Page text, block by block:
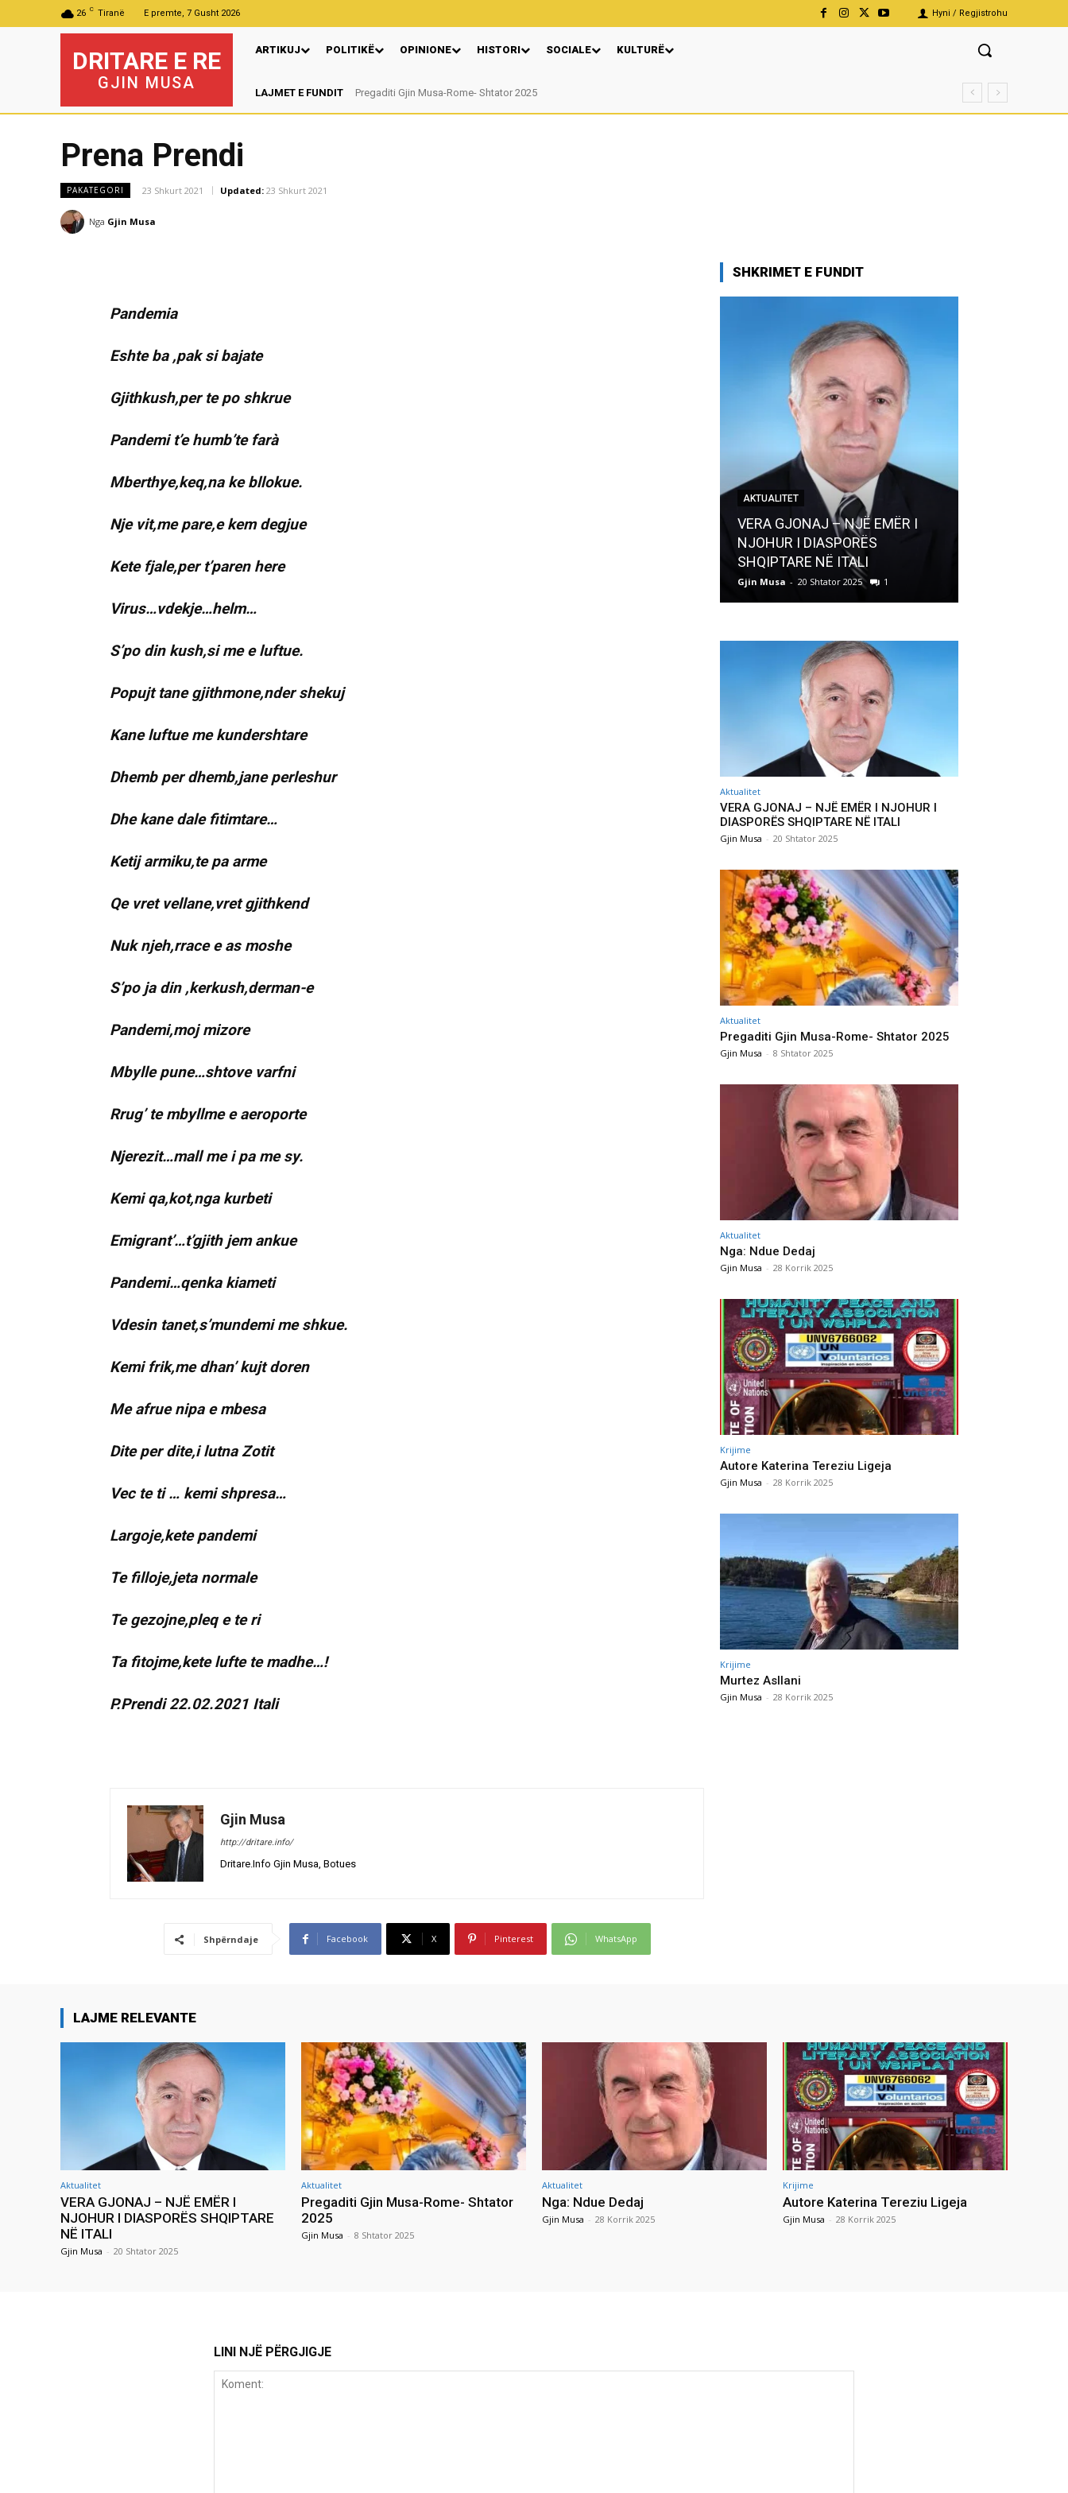
26 C Tiranë E premte, 7 Gusht 2026 Hyni / Regjistrohu
DRITARE E RE
GJIN MUSA
ARTIKUJ POLITIKË OPINIONE HISTORI SOCIALE KULTURË
LAJMET E FUNDIT Pregaditi Gjin Musa-Rome- Shtator 2025
Nga: Ndue Dedaj
Prena Prendi
PAKATEGORI 23 Shkurt 2021 Updated: 23 Shkurt 2021
Nga Gjin Musa
Pandemia
Eshte ba ,pak si bajate
Gjithkush,per te po shkrue
Pandemi t’e humb’te farà
Mberthye,keq,na ke bllokue.
Nje vit,me pare,e kem degjue
Kete fjale,per t’paren here
Virus…vdekje…helm…
S’po din kush,si me e luftue.
Popujt tane gjithmone,nder shekuj
Kane luftue me kundershtare
Dhemb per dhemb,jane perleshur
Dhe kane dale fitimtare…
Ketij armiku,te pa arme
Qe vret vellane,vret gjithkend
Nuk njeh,rrace e as moshe
S’po ja din ,kerkush,derman-e
Pandemi,moj mizore
Mbylle pune…shtove varfni
Rrug’ te mbyllme e aeroporte
Njerezit…mall me i pa me sy.
Kemi qa,kot,nga kurbeti
Emigrant’…t’gjith jem ankue
Pandemi…qenka kiameti
Vdesin tanet,s’mundemi me shkue.
Kemi frik,me dhan’ kujt doren
Me afrue nipa e mbesa
Dite per dite,i lutna Zotit
Vec te ti … kemi shpresa…
Largoje,kete pandemi
Te filloje,jeta normale
Te gezojne,pleq e te ri
Ta fitojme,kete lufte te madhe…!
P.Prendi 22.02.2021 Itali
Gjin Musa
http://dritare.info/
Dritare.Info Gjin Musa, Botues
Shpërndaje Facebook X Pinterest WhatsApp
SHKRIMET E FUNDIT
AKTUALITET
VERA GJONAJ – NJË EMËR I
NJOHUR I DIASPORËS
SHQIPTARE NË ITALI
Gjin Musa - 20 Shtator 2025 1
Aktualitet
VERA GJONAJ – NJË EMËR I NJOHUR I
DIASPORËS SHQIPTARE NË ITALI
Gjin Musa - 20 Shtator 2025
Aktualitet
Pregaditi Gjin Musa-Rome- Shtator 2025
Gjin Musa - 8 Shtator 2025
Aktualitet
Nga: Ndue Dedaj
Gjin Musa - 28 Korrik 2025
Krijime
Autore Katerina Tereziu Ligeja
Gjin Musa - 28 Korrik 2025
Krijime
Murtez Asllani
Gjin Musa - 28 Korrik 2025
LAJME RELEVANTE
Aktualitet
VERA GJONAJ – NJË EMËR I
NJOHUR I DIASPORËS SHQIPTARE
NË ITALI
Gjin Musa - 20 Shtator 2025
Aktualitet
Pregaditi Gjin Musa-Rome- Shtator
2025
Gjin Musa - 8 Shtator 2025
Aktualitet
Nga: Ndue Dedaj
Gjin Musa - 28 Korrik 2025
Krijime
Autore Katerina Tereziu Ligeja
Gjin Musa - 28 Korrik 2025
LINI NJË PËRGJIGJE